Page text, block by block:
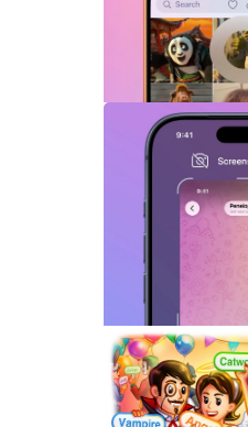
Telegram GIF标题
添加文字说明与表情
Telegram关闭私聊